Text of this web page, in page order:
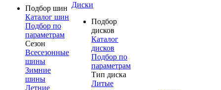
Подбор шин
Каталог шин
Подбор по
параметрам
Сезон
Всесезонные
шины
Зимние
шины
Летние
Диски
Подбор
дисков
Каталог
дисков
Подбор по
параметрам
Тип диска
Литые